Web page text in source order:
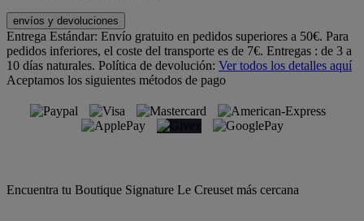
envíos y devoluciones
Entrega Estándar: Envío gratuito en pedidos superiores a 50€. Para
pedidos inferiores, el coste del transporte es de 7€. Entregas : de 3 a
10 días naturales. Política de devolución: Ver todos los detalles aquí
Aceptamos los siguientes métodos de pago
Encuentra tu Boutique Signature Le Creuset más cercana